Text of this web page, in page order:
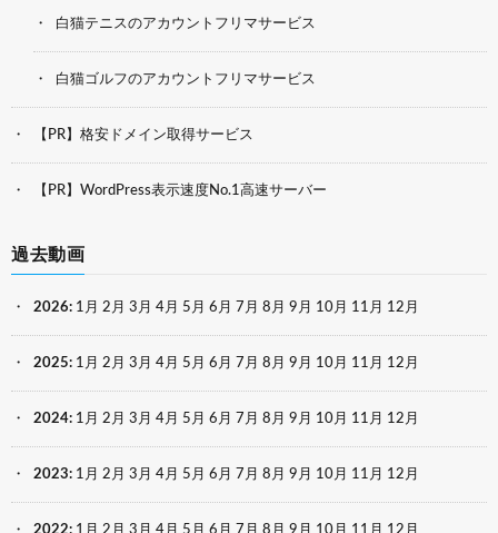
白猫テニスのアカウントフリマサービス
白猫ゴルフのアカウントフリマサービス
【PR】格安ドメイン取得サービス
【PR】WordPress表示速度No.1高速サーバー
過去動画
2026: 1月 2月 3月 4月 5月 6月 7月 8月 9月 10月 11月 12月
2025: 1月 2月 3月 4月 5月 6月 7月 8月 9月 10月 11月 12月
2024: 1月 2月 3月 4月 5月 6月 7月 8月 9月 10月 11月 12月
2023: 1月 2月 3月 4月 5月 6月 7月 8月 9月 10月 11月 12月